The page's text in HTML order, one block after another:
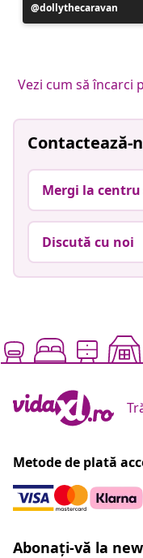
Postare
publicată
dollythecaravan
Vezi cum să încarci
Contactează-
Mergi la
Discută cu noi
Metode de plată
Abonați-vă la